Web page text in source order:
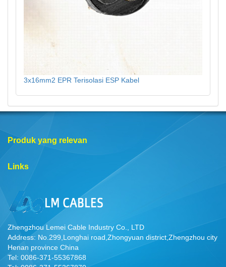
3x16mm2 EPR Terisolasi ESP Kabel
Produk yang relevan
Links
Zhengzhou Lemei Cable Industry Co., LTD
Address: No.299,Longhai road,Zhongyuan district,Zhengzhou city
Henan province China
Tel: 0086-371-55367868